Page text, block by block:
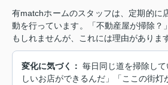
有matchホームのスタッフは、定期的に
動を行っています。「不動産屋が掃除？
もしれませんが、これには理由がありま
変化に気づく： 毎日同じ道を掃除し
しいお店ができるんだ」「ここの街灯